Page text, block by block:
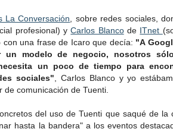
La Conversación , sobre redes sociales,
profesional) yCarlos Blancode ITnet
con una frase de Icaro que decía: "A
un modelo de negocio, nosotros
un poco de tiempo para
sociales" , Carlos Blanco y yo
comunicación de Tuenti.
del uso de Tuenti que saqué de
hasta la bandera" a los eventos